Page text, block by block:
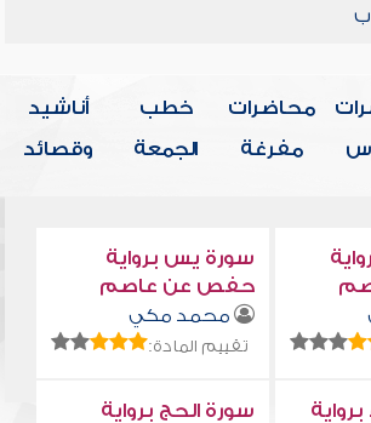
محاضرات
مفرغة
خطب
الجمعة
أناشيد
وقصائد
سورة يس برواية
حفص عن عاصم
محمد مكي
تقييم المادة:
سورة الحج برواية